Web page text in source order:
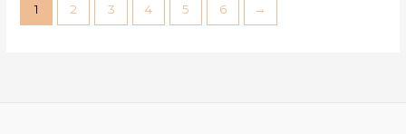
1 2 3 4 5 6 →